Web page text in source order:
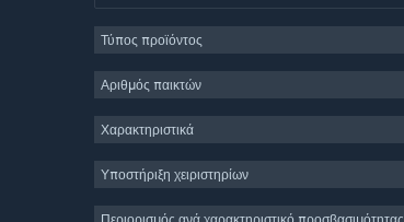
Στρατηγική
2D
3D
Δωρεάν για παίξιμο
Τύπος προϊόντος
Αριθμός παικτών
Χαρακτηριστικά
Υποστήριξη χειριστηρίων